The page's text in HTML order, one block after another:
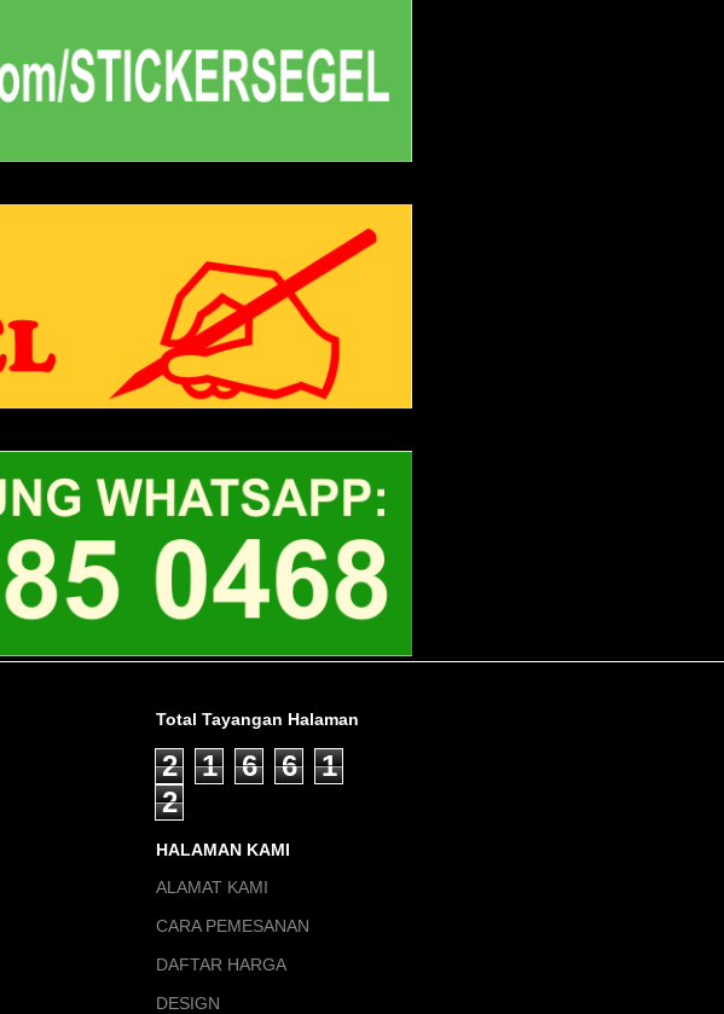
Total Tayangan Halaman
2 1 6 6
1
2
HALAMAN KAMI
ALAMAT KAMI
CARA PEMESANAN
DAFTAR HARGA
DESIGN